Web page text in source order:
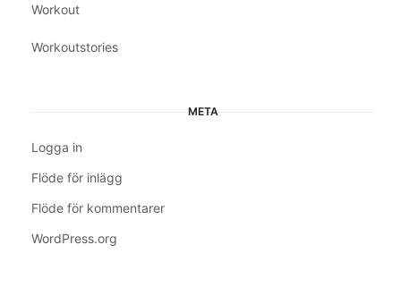
Workout
Workoutstories
META
Logga in
Flöde för inlägg
Flöde för kommentarer
WordPress.org